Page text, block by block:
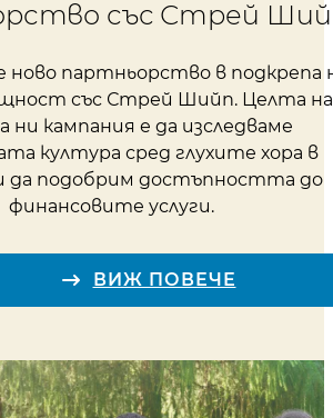
със Стрей
партньорство в подкрепа
със Стрей Шийп. Целта на
кампания е да изследваме
култура сред глухите хора в
да подобрим достъпността до
финансовите услуги.
ВИЖ ПОВЕЧЕ